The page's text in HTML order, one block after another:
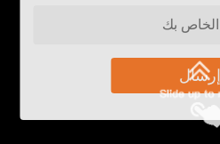
إرسال